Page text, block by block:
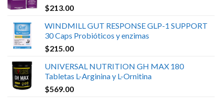
$213.00
WINDMILL GUT RESPONSE GLP-1 SUPPORT
30 Caps Probióticos y enzimas
$215.00
UNIVERSAL NUTRITION GH MAX 180
Tabletas L-Arginina y L-Ornitina
$569.00